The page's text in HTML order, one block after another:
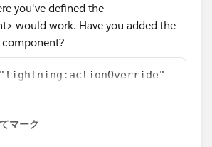
you've defined the
would work. Have you added the
マーク